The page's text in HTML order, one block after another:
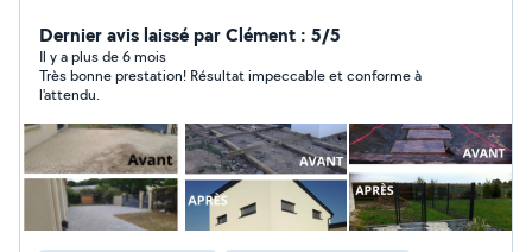
dès la facture.
Dernier avis laissé par Clément : 5/5
Il y a plus de 6 mois
Très bonne prestation! Résultat impeccable et conforme à
l'attendu.